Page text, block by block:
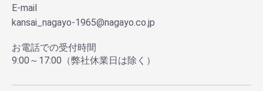
E-mail
kansai_nagayo-1965@nagayo.co.jp
お電話での受付時間
9:00～17:00（弊社休業日は除く）